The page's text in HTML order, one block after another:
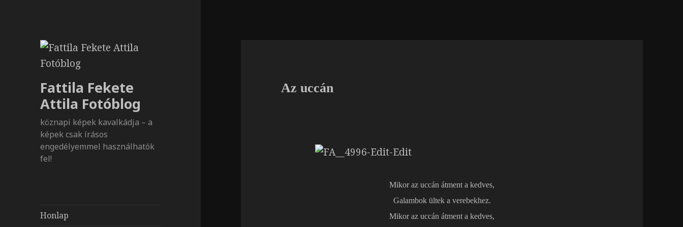
Fattila Fekete
Attila Fotóblog
köznapi képek kavalkádja – a
képek csak írásos
engedélyemmel használhatók
fel!
Honlap
Az uccán
Mikor az uccán átment a kedves,
Galambok ültek a verebekhez.
Mikor az uccán átment a kedves,